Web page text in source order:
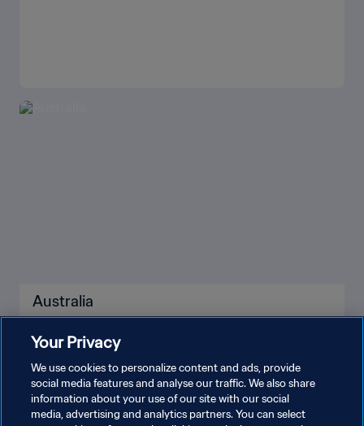
Australia
Your Privacy
We use cookies to personalize content and ads, provide
social media features and analyse our traffic. We also share
information about your use of our site with our social
media, advertising and analytics partners. You can select